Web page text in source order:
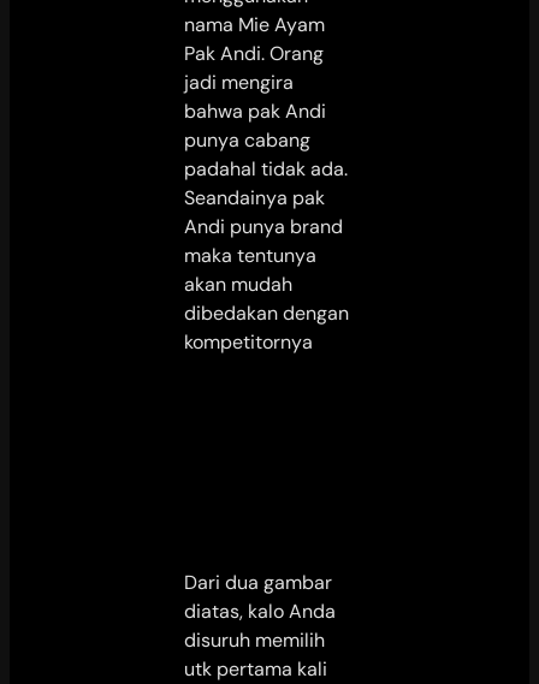
nama Mie Ayam
Pak Andi. Orang
jadi mengira
bahwa pak Andi
punya cabang
padahal tidak ada.
Seandainya pak
Andi punya brand
maka tentunya
akan mudah
dibedakan dengan
kompetitornya
Dari dua gambar
diatas, kalo Anda
disuruh memilih
utk pertama kali